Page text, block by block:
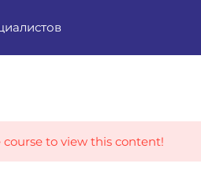
Tracks
course to view this content!